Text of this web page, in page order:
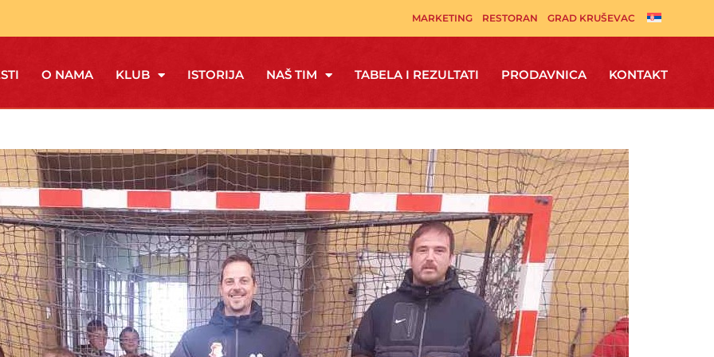
MARKETING RESTORAN GRAD KRUŠEVAC
O NAMA KLUB ISTORIJA NAŠ TIM TABELA I REZULTATI PRODAVNICA KONTAKT